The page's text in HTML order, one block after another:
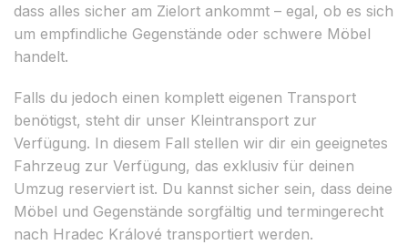
dass alles sicher am Zielort ankommt – egal, ob es sich
um empfindliche Gegenstände oder schwere Möbel
handelt.
Falls du jedoch einen komplett eigenen Transport
benötigst, steht dir unser Kleintransport zur
Verfügung. In diesem Fall stellen wir dir ein geeignetes
Fahrzeug zur Verfügung, das exklusiv für deinen
Umzug reserviert ist. Du kannst sicher sein, dass deine
Möbel und Gegenstände sorgfältig und termingerecht
nach Hradec Králové transportiert werden.